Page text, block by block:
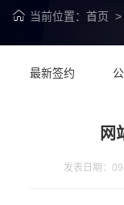
当前位置： 首页 >
最新签约
网
发表日期：